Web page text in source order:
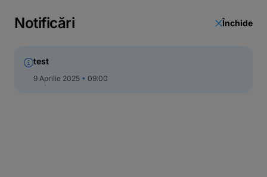
Call Center
Notificări Închide
test
9 Aprilie 2025 09:00